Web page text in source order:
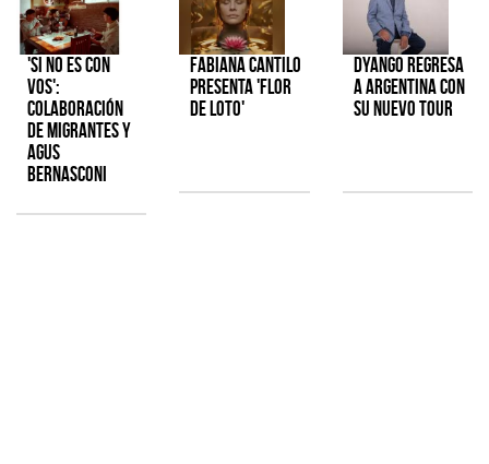
'Si No Es Con
Vos':
colaboración
de Migrantes y
Agus
Bernasconi
Fabiana Cantilo
presenta 'Flor
de Loto'
Dyango regresa
a Argentina con
su nuevo tour